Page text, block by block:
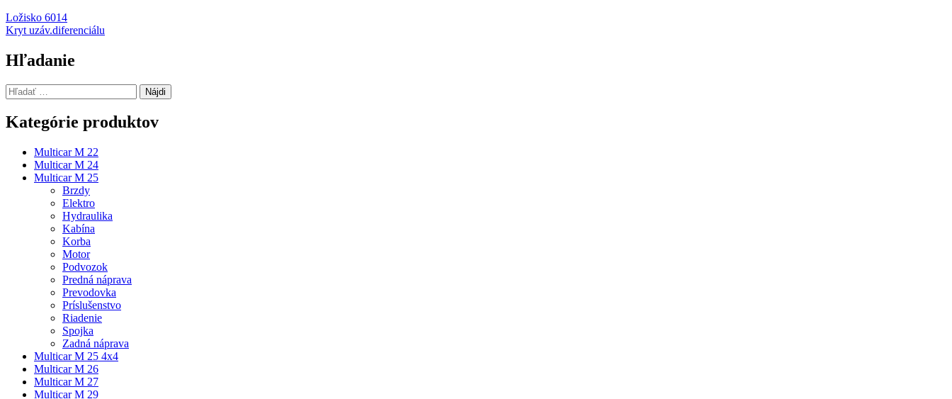
Navigácia
v
článku
Ložisko 6014
Kryt uzáv.diferenciálu
Hľadanie
Hľadať:
Kategórie produktov
Multicar M 22
Multicar M 24
Multicar M 25
Brzdy
Elektro
Hydraulika
Kabína
Korba
Motor
Podvozok
Predná náprava
Prevodovka
Príslušenstvo
Riadenie
Spojka
Zadná náprava
Multicar M 25 4x4
Multicar M 26
Multicar M 27
Multicar M 29